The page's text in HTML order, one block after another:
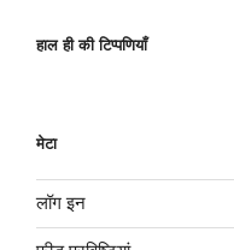
हाल ही की टिप्पणियाँ
मेटा
लॉग इन